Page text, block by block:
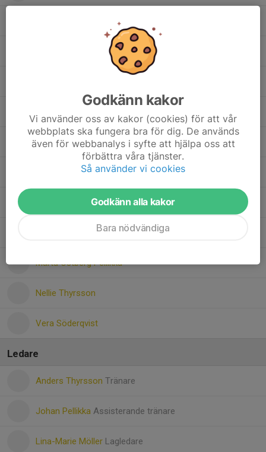
Lilly Sköld
Manaal Abdullahi
Milana Muslem
Märta Östberg Pellikka
Nellie Thyrsson
Vera Söderqvist
Ledare
Anders Thyrsson Tränare
Johan Pellikka Assisterande tränare
Lina-Marie Möller Lagledare
Godkänn kakor
Vi använder oss av kakor (cookies) för att vår
webbplats ska fungera bra för dig. De används
även för webbanalys i syfte att hjälpa oss att
förbättra våra tjänster.
Så använder vi cookies
Godkänn alla kakor
Bara nödvändiga